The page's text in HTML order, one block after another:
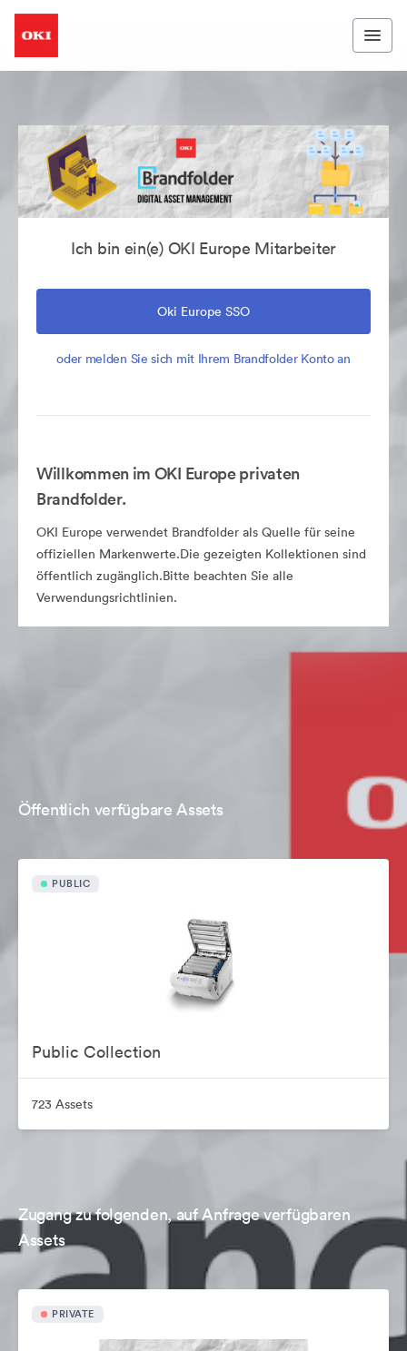
Ich bin ein(e) OKI Europe Mitarbeiter
Oki Europe SSO
oder melden Sie sich mit Ihrem Brandfolder Konto an
Willkommen im OKI Europe privaten
Brandfolder.
OKI Europe verwendet Brandfolder als Quelle für seine
offiziellen Markenwerte.Die gezeigten Kollektionen sind
öffentlich zugänglich.Bitte beachten Sie alle
Verwendungsrichtlinien.
Öffentlich verfügbare Assets
PUBLIC
Public Collection
723 Assets
Zugang zu folgenden, auf Anfrage verfügbaren
Assets
PRIVATE